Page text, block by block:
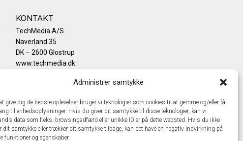
Administrer samtykke
give dig de bedste oplevelser bruger vi teknologier som cookies til at gemme og/eller få
til enhedsoplysninger. Hvis du giver dit samtykke til disse teknologier, kan vi
data som f.eks. browsingadfærd eller unikke ID'er på dette websted. Hvis du ikke
dit samtykke eller trækker dit samtykke tilbage, kan det have en negativ indvirkning på
funktioner og egenskaber.
KONTAKT
TechMedia A/S
Naverland 35
DK – 2600 Glostrup
www.techmedia.dk
info@techmedia.dk
Cookiepolitik